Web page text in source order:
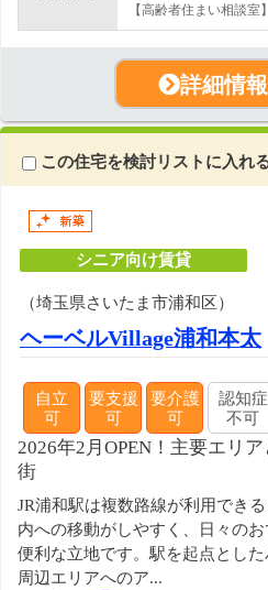
【高齢者住まい相談室】
詳細情
この住宅を検討リストに入れ
シニア向け賃貸
（埼玉県さいたま市浦和区）
ヘーベルVillage浦和本太
自立
可
要支援
可
要介護
可
認知症
不可
2026年2月OPEN！主要エリ
街
JR浦和駅は複数路線が利用でき
内への移動がしやすく、日々の
便利な立地です。駅を起点とした
周辺エリアへのア...